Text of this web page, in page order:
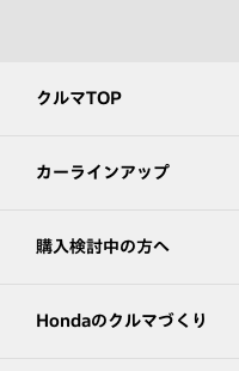
クルマTOP
カーラインアップ
購入検討中の方へ
Hondaのクルマづくり